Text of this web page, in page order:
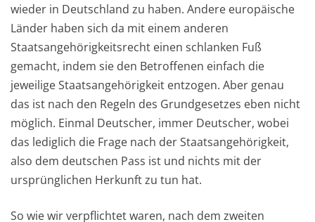
wieder in Deutschland zu haben. Andere europäische
Länder haben sich da mit einem anderen
Staatsangehörigkeitsrecht einen schlanken Fuß
gemacht, indem sie den Betroffenen einfach die
jeweilige Staatsangehörigkeit entzogen. Aber genau
das ist nach den Regeln des Grundgesetzes eben nicht
möglich. Einmal Deutscher, immer Deutscher, wobei
das lediglich die Frage nach der Staatsangehörigkeit,
also dem deutschen Pass ist und nichts mit der
ursprünglichen Herkunft zu tun hat.
So wie wir verpflichtet waren, nach dem zweiten